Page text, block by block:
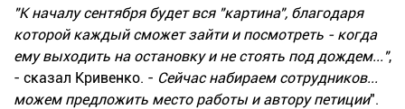
"К началу сентября будет вся "картина", благодаря
которой каждый сможет зайти и посмотреть - когда
ему выходить на остановку и не стоять под дождем...",
- сказал Кривенко. - Сейчас набираем сотрудников...
можем предложить место работы и автору петиции".